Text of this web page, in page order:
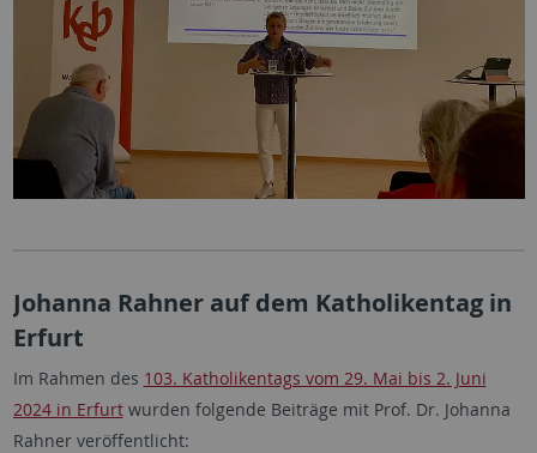
Johanna Rahner auf dem Katholikentag in
Erfurt
Im Rahmen des 103. Katholikentags vom 29. Mai bis 2. Juni
2024 in Erfurtwurden folgende Beiträge mit Prof. Dr. Johanna
Rahner veröffentlicht: